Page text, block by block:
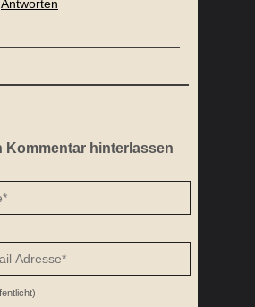
Antworten
Kommentar hinterlassen